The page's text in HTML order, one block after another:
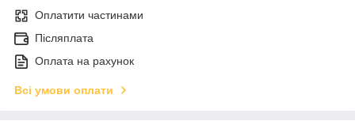
Оплатити частинами
Післяплата
Оплата на рахунок
Всі умови оплати